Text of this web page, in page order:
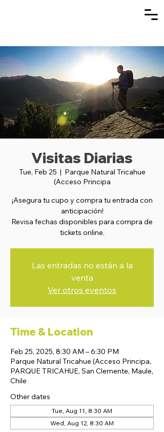
Visitas Diarias
Tue, Feb 25
  |
Parque Natural Tricahue
(Acceso Principa
¡Asegura tu cupo y compra tu entrada con
anticipación!
Revisa fechas disponibles para compra de
tickets online.
Las entradas no están a la
venta
Ver otros eventos
Time & Location
Feb 25, 2025, 8:30 AM – 6:30 PM
Parque Natural Tricahue (Acceso Principa,
PARQUE TRICAHUE, San Clemente, Maule,
Chile
Other dates
Tue, Aug 11, 8:30 AM
Wed, Aug 12, 8:30 AM